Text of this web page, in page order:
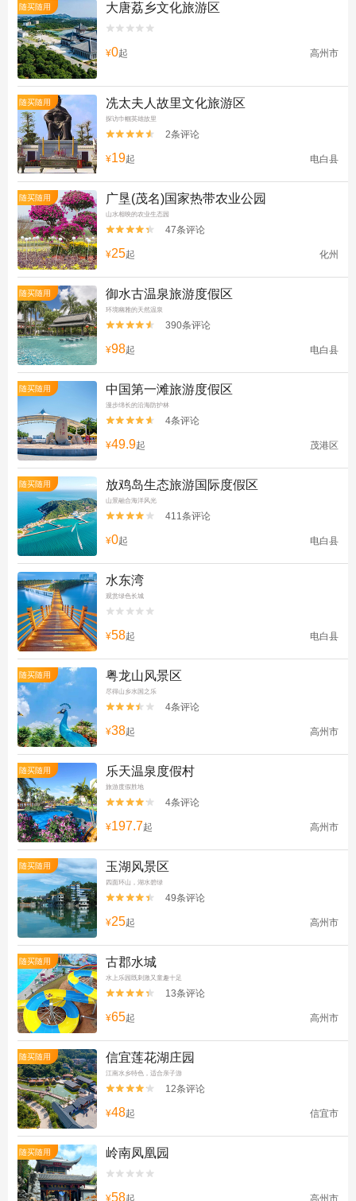
随买随用 大唐荔乡文化旅游区


¥0起 高州市
随买随用 冼太夫人故里文化旅游区
探访巾帼英雄故里

 2条评论
¥19起 电白县
随买随用 广垦(茂名)国家热带农业公园
山水相映的农业生态园

 47条评论
¥25起 化州
随买随用 御水古温泉旅游度假区
环境幽雅的天然温泉

 390条评论
¥98起 电白县
随买随用 中国第一滩旅游度假区
漫步绵长的沿海防护林

 4条评论
¥49.9起 茂港区
随买随用 放鸡岛生态旅游国际度假区
山景融合海洋风光

 411条评论
¥0起 电白县
水东湾
观赏绿色长城


¥58起 电白县
随买随用 粤龙山风景区
尽得山乡水国之乐

 4条评论
¥38起 高州市
随买随用 乐天温泉度假村
旅游度假胜地

 4条评论
¥197.7起 高州市
随买随用 玉湖风景区
四面环山，湖水碧绿

 49条评论
¥25起 高州市
随买随用 古郡水城
水上乐园既刺激又童趣十足

 13条评论
¥65起 高州市
随买随用 信宜莲花湖庄园
江南水乡特色，适合亲子游

 12条评论
¥48起 信宜市
随买随用 岭南凤凰园


¥58起 高州市